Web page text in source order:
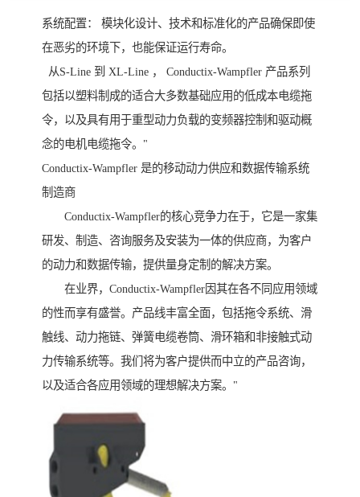
系统配置： 模块化设计、技术和标准化的产品确保即使
在恶劣的环境下，也能保证运行寿命。
从S-Line 到 XL-Line ， Conductix-Wampfler 产品系列
包括以塑料制成的适合大多数基础应用的低成本电缆拖
令，以及具有用于重型动力负载的变频器控制和驱动概
念的电机电缆拖令。"
Conductix-Wampfler 是的移动动力供应和数据传输系统
制造商
Conductix-Wampfler的核心竞争力在于，它是一家集
研发、制造、咨询服务及安装为一体的供应商，为客户
的动力和数据传输，提供量身定制的解决方案。
在业界，Conductix-Wampfler因其在各不同应用领域
的性而享有盛誉。产品线丰富全面，包括拖令系统、滑
触线、动力拖链、弹簧电缆卷筒、滑环箱和非接触式动
力传输系统等。我们将为客户提供而中立的产品咨询，
以及适合各应用领域的理想解决方案。"